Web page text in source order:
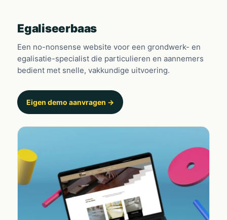
Egaliseerbaas
Een no-nonsense website voor een grondwerk- en
egalisatie-specialist die particulieren en aannemers
bedient met snelle, vakkundige uitvoering.
Eigen demo aanvragen →